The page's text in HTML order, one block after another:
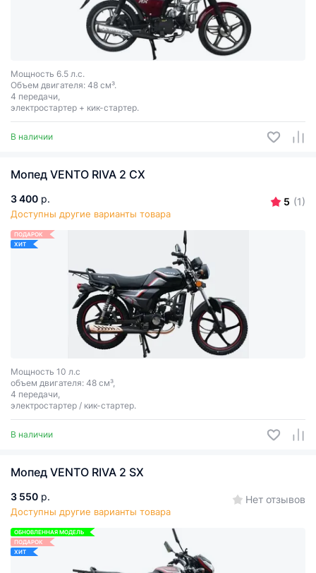
Мощность 6.5 л.с.
Объем двигателя: 48 см³.
4 передачи,
электростартер + кик-стартер.
В наличии
Мопед VENTO RIVA 2 CX
3 400 р.
Доступны другие варианты товара
5 (1)
ПОДАРОК
ХИТ
Мощность 10 л.с
объем двигателя: 48 см³,
4 передачи,
электростартер / кик-стартер.
В наличии
Мопед VENTO RIVA 2 SX
3 550 р.
Доступны другие варианты товара
Нет отзывов
ОБНОВЛЕННАЯ МОДЕЛЬ
ПОДАРОК
ХИТ